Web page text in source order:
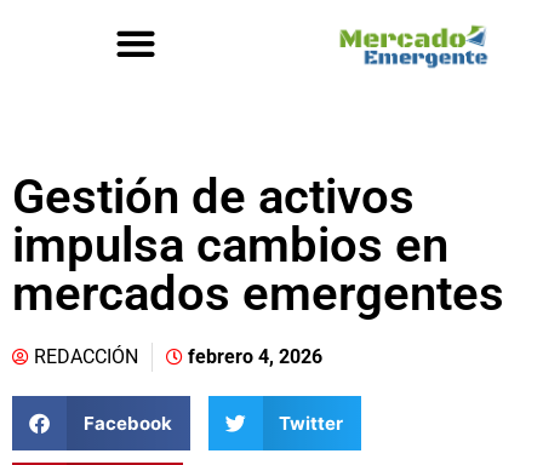
Gestión de activos
impulsa cambios en
mercados emergentes
REDACCIÓN febrero 4, 2026
Facebook Twitter